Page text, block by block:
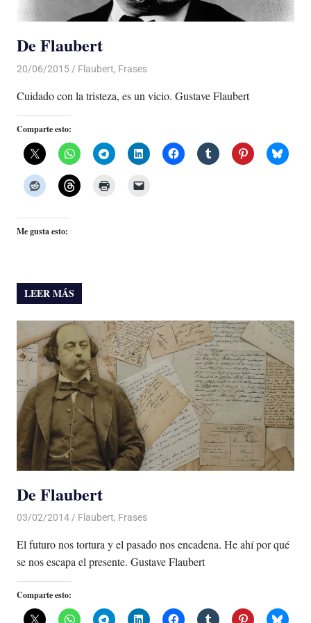
De Flaubert
20/06/2015 Luis Castellanos
Flaubert, Frases
Cuidado con la tristeza, es un vicio. Gustave Flaubert
Comparte esto:
Me gusta esto:
LEER MÁS
De Flaubert
03/02/2014 Luis Castellanos
Flaubert, Frases
El futuro nos tortura y el pasado nos encadena. He ahí por qué
se nos escapa el presente. Gustave Flaubert
Comparte esto: